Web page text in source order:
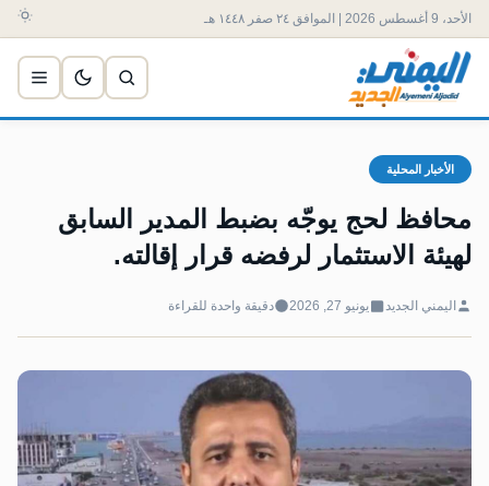
الأحد، 9 أغسطس 2026 | الموافق ٢٤ صفر ١٤٤٨ هـ
الأخبار المحلية
محافظ لحج يوجّه بضبط المدير السابق
لهيئة الاستثمار لرفضه قرار إقالته.
اليمني الجديد يونيو 27, 2026 دقيقة واحدة للقراءة